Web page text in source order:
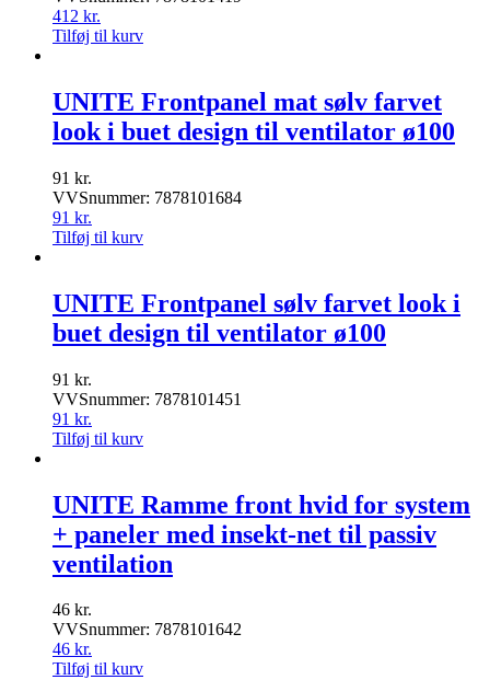
412 kr.
Tilføj til kurv
UNITE Frontpanel mat sølv farvet
look i buet design til ventilator ø100
91 kr.
VVSnummer: 7878101684
91 kr.
Tilføj til kurv
UNITE Frontpanel sølv farvet look i
buet design til ventilator ø100
91 kr.
VVSnummer: 7878101451
91 kr.
Tilføj til kurv
UNITE Ramme front hvid for system
+ paneler med insekt-net til passiv
ventilation
46 kr.
VVSnummer: 7878101642
46 kr.
Tilføj til kurv